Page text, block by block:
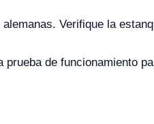
Verifique la
de funcionamiento